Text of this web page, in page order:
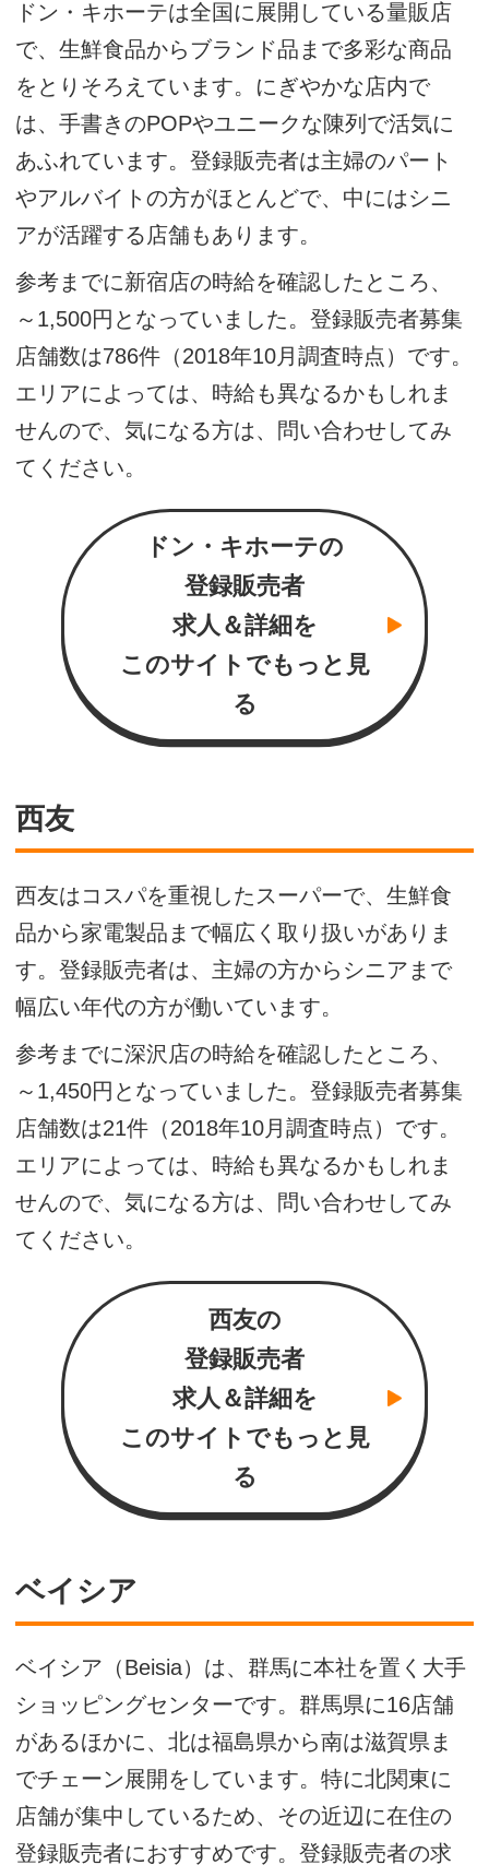
ドン・キホーテは全国に展開している量販店
で、生鮮食品からブランド品まで多彩な商品
をとりそろえています。にぎやかな店内で
は、手書きのPOPやユニークな陳列で活気に
あふれています。登録販売者は主婦のパート
やアルバイトの方がほとんどで、中にはシニ
アが活躍する店舗もあります。
参考までに新宿店の時給を確認したところ、
～1,500円となっていました。登録販売者募集
店舗数は786件（2018年10月調査時点）です。
エリアによっては、時給も異なるかもしれま
せんので、気になる方は、問い合わせしてみ
てください。
ドン・キホーテの
登録販売者
求人＆詳細を
このサイトでもっと見
る
西友
西友はコスパを重視したスーパーで、生鮮食
品から家電製品まで幅広く取り扱いがありま
す。登録販売者は、主婦の方からシニアまで
幅広い年代の方が働いています。
参考までに深沢店の時給を確認したところ、
～1,450円となっていました。登録販売者募集
店舗数は21件（2018年10月調査時点）です。
エリアによっては、時給も異なるかもしれま
せんので、気になる方は、問い合わせしてみ
てください。
西友の
登録販売者
求人＆詳細を
このサイトでもっと見
る
ベイシア
ベイシア（Beisia）は、群馬に本社を置く大手
ショッピングセンターです。群馬県に16店舗
があるほかに、北は福島県から南は滋賀県ま
でチェーン展開をしています。特に北関東に
店舗が集中しているため、その近辺に在住の
登録販売者におすすめです。登録販売者の求